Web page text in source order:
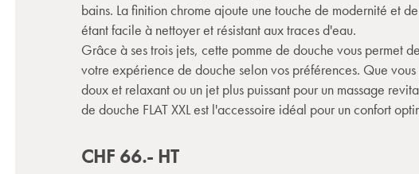
bains. La finition chrome ajoute une touche de modernité et
étant facile à nettoyer et résistant aux traces d'eau.
Grâce à ses trois jets, cette pomme de douche vous permet
votre expérience de douche selon vos préférences. Que
doux et relaxant ou un jet plus puissant pour un massage
de douche FLAT XXL est l'accessoire idéal pour un confort
CHF 66.- HT